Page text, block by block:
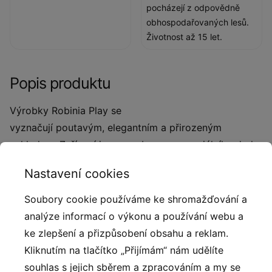
pocházejí z odpovědně
obhospodařovaných lesů.
Životnost až 15 let.
Popis produktu
Výrobky Robinia Play se
vyznačují poutavým, elegantním a přirozeným
vzhledem. Zařízení jsou vyrobena ze speciálního druhu
připravených k tomuto účelu. Dřevo je mimořádně
trvanlivé a odolné vůči povětrnostním podmínkám.
Výrobky se skládají převážně z jádrového dřeva, které
je velmi odolné a po vyschnutí se jen málo smršťuje.
Díky tomu lze dřevo instalovat bez jakéhokoli
ošetření. Neobvyklou vlastností tohoto dřeva je jeho
Nastavení cookies
Soubory cookie používáme ke shromažďování a
analýze informací o výkonu a používání webu a
ke zlepšení a přizpůsobení obsahu a reklam.
Kliknutím na tlačítko „Přijímám“ nám udělíte
souhlas s jejich sběrem a zpracováním a my se